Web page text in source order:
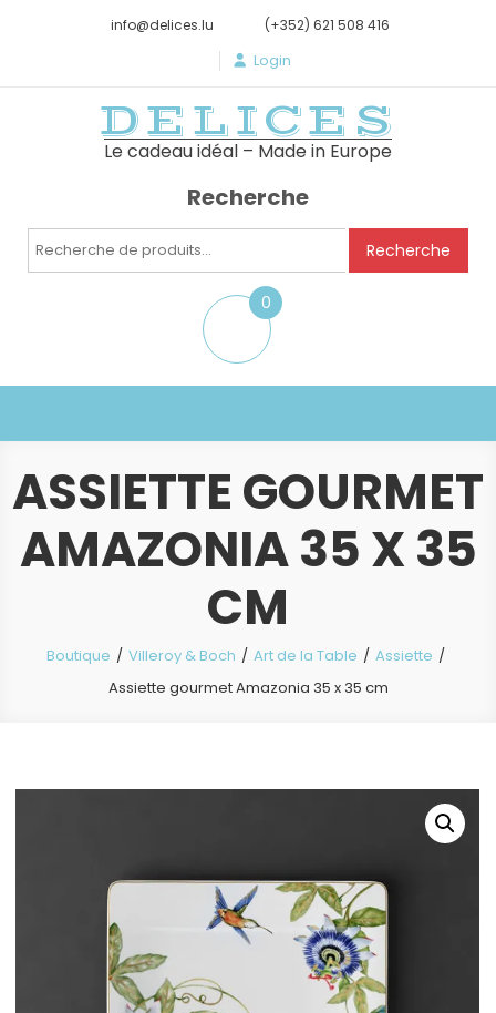
info@delices.lu (+352) 621 508 416
Login
DELICES
Le cadeau idéal – Made in Europe
Recherche
Recherche
Recherche
0
item
ASSIETTE GOURMET
AMAZONIA 35 X 35
CM
Boutique Villeroy & Boch Art de la Table
Assiette
Assiette gourmet Amazonia 35 x 35 cm